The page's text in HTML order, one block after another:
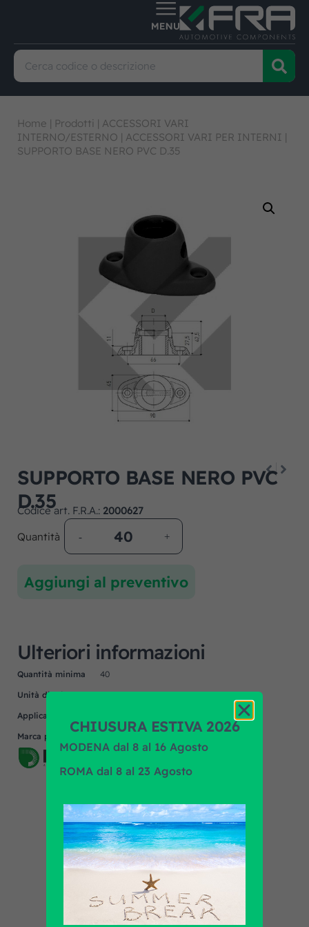
Home | Prodotti | ACCESSORI VARI
INTERNO/ESTERNO | ACCESSORI VARI PER INTERNI |
SUPPORTO BASE NERO PVC D.35
SUPPORTO BASE NERO PVC
D.35
Codice art. F.R.A.: 2000627
Quantità
Aggiungi al preventivo
Ulteriori informazioni
Quantità minima
40
Unità di misura
NR
Applicazione
Marca prodotto
Scopri tutti i prodotti
CHIUSURA ESTIVA 2026
MODENA dal 8 al 16 Agosto
ROMA dal 8 al 23 Agosto